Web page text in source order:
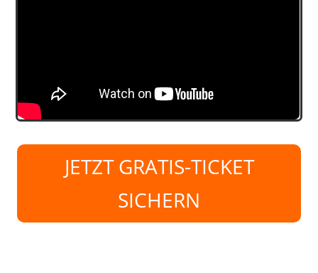
JETZT GRATIS-TICKET
SICHERN